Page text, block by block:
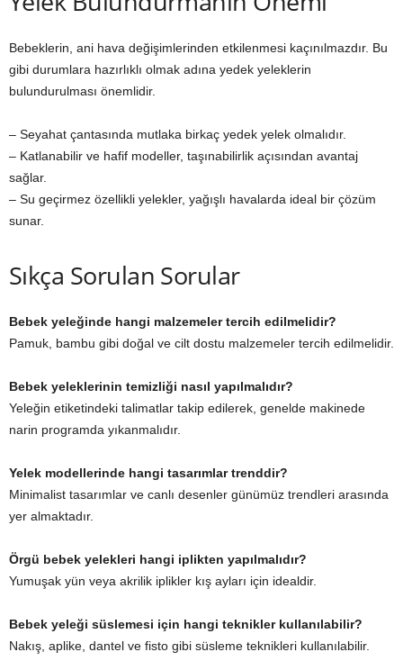
Bebeklerin, ani hava değişimlerinden etkilenmesi kaçınılmazdır. Bu
gibi durumlara hazırlıklı olmak adına yedek yeleklerin
bulundurulması önemlidir.
– Seyahat çantasında mutlaka birkaç yedek yelek olmalıdır.
– Katlanabilir ve hafif modeller, taşınabilirlik açısından avantaj
sağlar.
– Su geçirmez özellikli yelekler, yağışlı havalarda ideal bir çözüm
sunar.
Sıkça Sorulan Sorular
Bebek yeleğinde hangi malzemeler tercih edilmelidir?
Pamuk, bambu gibi doğal ve cilt dostu malzemeler tercih edilmelidir.
Bebek yeleklerinin temizliği nasıl yapılmalıdır?
Yeleğin etiketindeki talimatlar takip edilerek, genelde makinede
narin programda yıkanmalıdır.
Yelek modellerinde hangi tasarımlar trenddir?
Minimalist tasarımlar ve canlı desenler günümüz trendleri arasında
yer almaktadır.
Örgü bebek yelekleri hangi iplikten yapılmalıdır?
Yumuşak yün veya akrilik iplikler kış ayları için idealdir.
Bebek yeleği süslemesi için hangi teknikler kullanılabilir?
Nakış, aplike, dantel ve fisto gibi süsleme teknikleri kullanılabilir.